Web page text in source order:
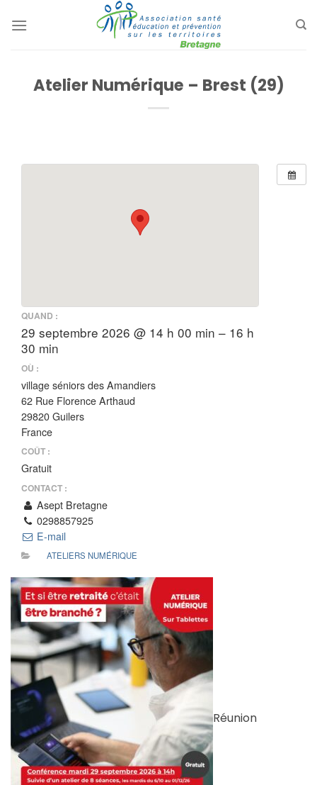
au
Atelier Numérique – Brest (29)
QUAND :
29 septembre 2026 @ 14 h 00 min – 16 h
30 min
OÙ :
village séniors des Amandiers
62 Rue Florence Arthaud
29820 Guilers
France
COÛT :
Gratuit
CONTACT :
Asept Bretagne
0298857925
E-mail
ATELIERS NUMÉRIQUE
Réunion